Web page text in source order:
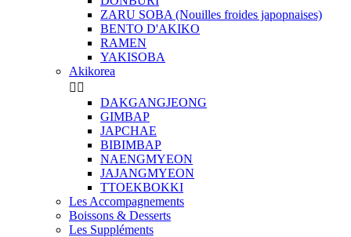
ZARU SOBA (Nouilles froides japopnaises)
BENTO D'AKIKO
RAMEN
YAKISOBA
Akikorea
 
DAKGANGJEONG
GIMBAP
JAPCHAE
BIBIMBAP
NAENGMYEON
JAJANGMYEON
TTOEKBOKKI
Les Accompagnements
Boissons & Desserts
Les Suppléments